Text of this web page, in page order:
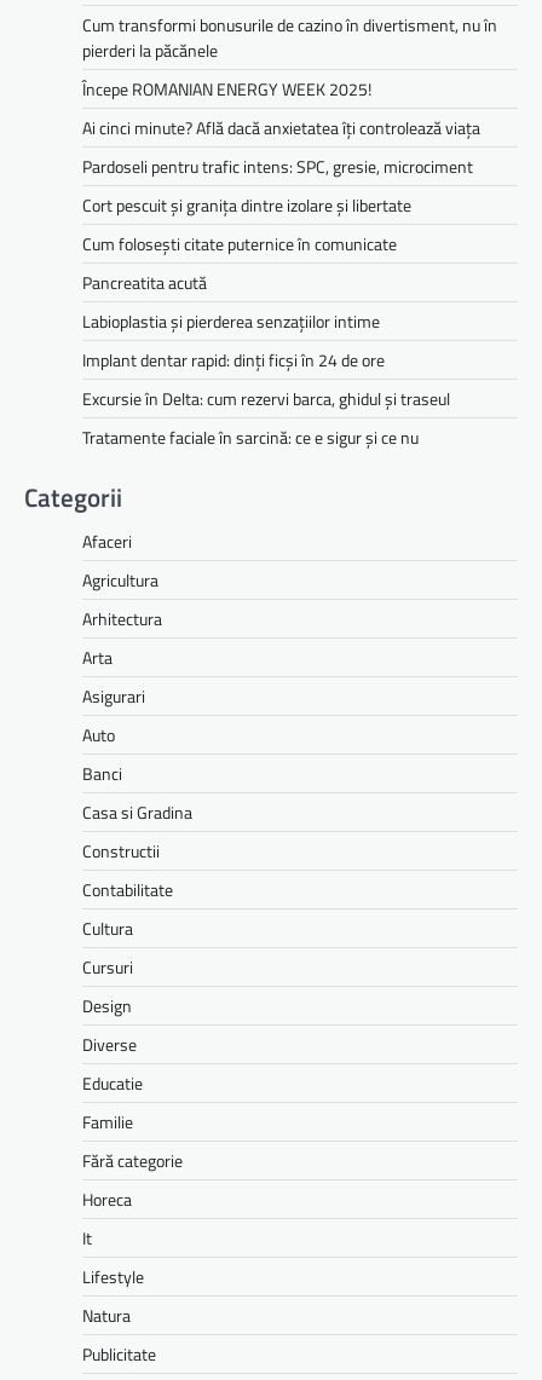
Cum transformi bonusurile de cazino în divertisment, nu în
pierderi la păcănele
Începe ROMANIAN ENERGY WEEK 2025!
Ai cinci minute? Află dacă anxietatea îți controlează viața
Pardoseli pentru trafic intens: SPC, gresie, microciment
Cort pescuit și granița dintre izolare și libertate
Cum folosești citate puternice în comunicate
Pancreatita acută
Labioplastia și pierderea senzațiilor intime
Implant dentar rapid: dinți ficși în 24 de ore
Excursie în Delta: cum rezervi barca, ghidul și traseul
Tratamente faciale în sarcină: ce e sigur și ce nu
Categorii
Afaceri
Agricultura
Arhitectura
Arta
Asigurari
Auto
Banci
Casa si Gradina
Constructii
Contabilitate
Cultura
Cursuri
Design
Diverse
Educatie
Familie
Fără categorie
Horeca
It
Lifestyle
Natura
Publicitate